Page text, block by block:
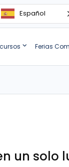
Español
Ferias
un solo